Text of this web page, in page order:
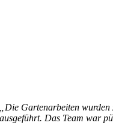
„Die Gartenarbeiten wurden
ausgeführt. Das Team war